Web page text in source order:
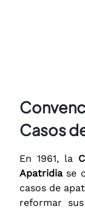
Casos
En 1961, la
Apatridiase
casos de
reformar